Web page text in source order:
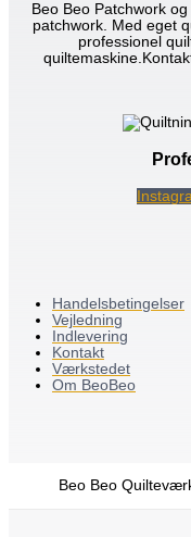
Beo Beo Patchwork
patchwork. Med eget
professionel
Handelsbetingelser
Vejledning
Indlevering
Kontakt
Værkstedet
Om BeoBeo
Beo Beo